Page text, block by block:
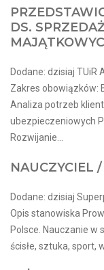
DS.
Dodane: dzisiaj TUiR
Zakres obowiązków:
Analiza potrzeb
ubezpieczeniowych
Rozwijanie...
NAUCZYCIEL
Dodane: dzisiaj
Opis stanowiska
Polsce. Nauczanie w
ścisłe, sztuka, sport,